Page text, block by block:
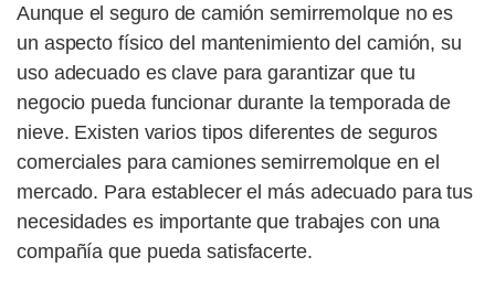
Aunque el seguro de camión semirremolque no es
un aspecto físico del mantenimiento del camión, su
uso adecuado es clave para garantizar que tu
negocio pueda funcionar durante la temporada de
nieve. Existen varios tipos diferentes de seguros
comerciales para camiones semirremolque en el
mercado. Para establecer el más adecuado para tus
necesidades es importante que trabajes con una
compañía que pueda satisfacerte.